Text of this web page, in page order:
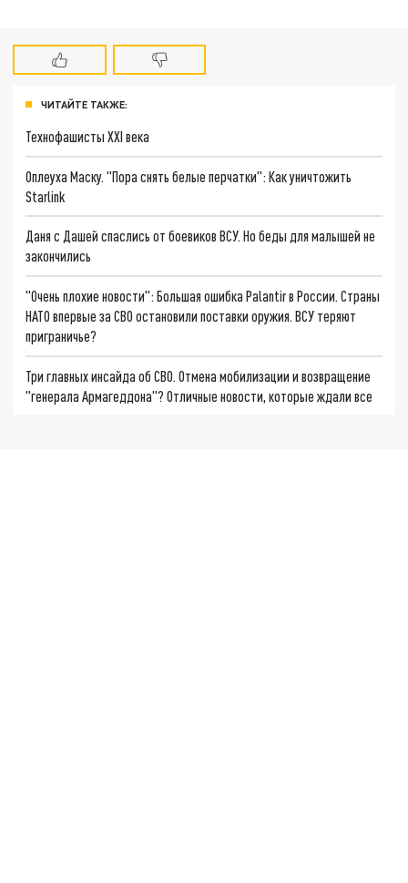
ЧИТАЙТЕ ТАКЖЕ:
Технофашисты XXI века
Оплеуха Маску. "Пора снять белые перчатки": Как уничтожить
Starlink
Даня с Дашей спаслись от боевиков ВСУ. Но беды для малышей не
закончились
"Очень плохие новости": Большая ошибка Palantir в России. Страны
НАТО впервые за СВО остановили поставки оружия. ВСУ теряют
приграничье?
Три главных инсайда об СВО. Отмена мобилизации и возвращение
"генерала Армагеддона"? Отличные новости, которые ждали все